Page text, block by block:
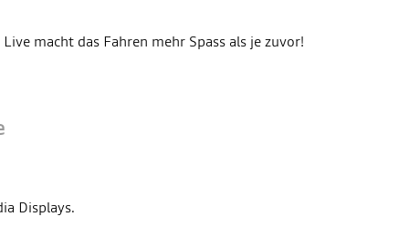
macht das Fahren mehr Spass als je zuvor!
Displays.